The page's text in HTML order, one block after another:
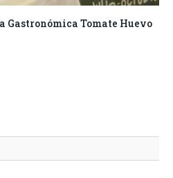
Gastronómica Tomate Huevo